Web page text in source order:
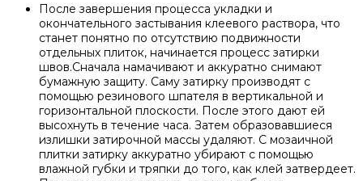
После завершения процесса укладки и
окончательного застывания клеевого раствора, что
станет понятно по отсутствию подвижности
отдельных плиток, начинается процесс затирки
швов.Сначала намачивают и аккуратно снимают
бумажную защиту. Саму затирку производят с
помощью резинового шпателя в вертикальной и
горизонтальной плоскости. После этого дают ей
высохнуть в течение часа. Затем образовавшиеся
излишки затирочной массы удаляют. С мозаичной
плитки затирку аккуратно убирают с помощью
влажной губки и тряпки до того, как клей затвердеет.